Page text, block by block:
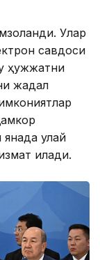
Улар
савдоси
ҳужжатни
жадал
қулай
қилади.